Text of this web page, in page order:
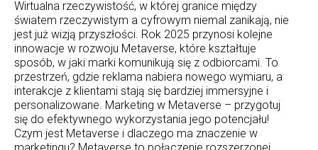
Wirtualna rzeczywistość, w której granice między
światem rzeczywistym a cyfrowym niemal zanikają, nie
jest już wizją przyszłości. Rok 2025 przynosi kolejne
innowacje w rozwoju Metaverse, które kształtuje
sposób, w jaki marki komunikują się z odbiorcami. To
przestrzeń, gdzie reklama nabiera nowego wymiaru, a
interakcje z klientami stają się bardziej immersyjne i
personalizowane. Marketing w Metaverse – przygotuj
się do efektywnego wykorzystania jego potencjału!
Czym jest Metaverse i dlaczego ma znaczenie w